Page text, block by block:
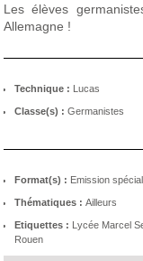
Les élèves
Allemagne !
Technique : Lucas
Classe(s) : Germanistes
Format(s) : Emission
Thématiques : Ailleurs
Etiquettes : Lycée Marcel
Rouen